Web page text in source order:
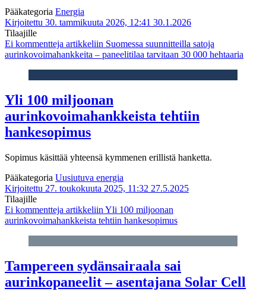
Pääkategoria Energia
Kirjoitettu 30. tammikuuta 2026, 12:41 30.1.2026
Tilaajille
Ei kommentteja artikkeliin Suomessa suunnitteilla satoja
aurinkovoimahankkeita – paneelitilaa tarvitaan 30 000 hehtaaria
Yli 100 miljoonan
aurinkovoimahankkeista tehtiin
hankesopimus
Sopimus käsittää yhteensä kymmenen erillistä hanketta.
Pääkategoria Uusiutuva energia
Kirjoitettu 27. toukokuuta 2025, 11:32 27.5.2025
Tilaajille
Ei kommentteja artikkeliin Yli 100 miljoonan
aurinkovoimahankkeista tehtiin hankesopimus
Tampereen sydänsairaala sai
aurinkopaneelit – asentajana Solar Cell